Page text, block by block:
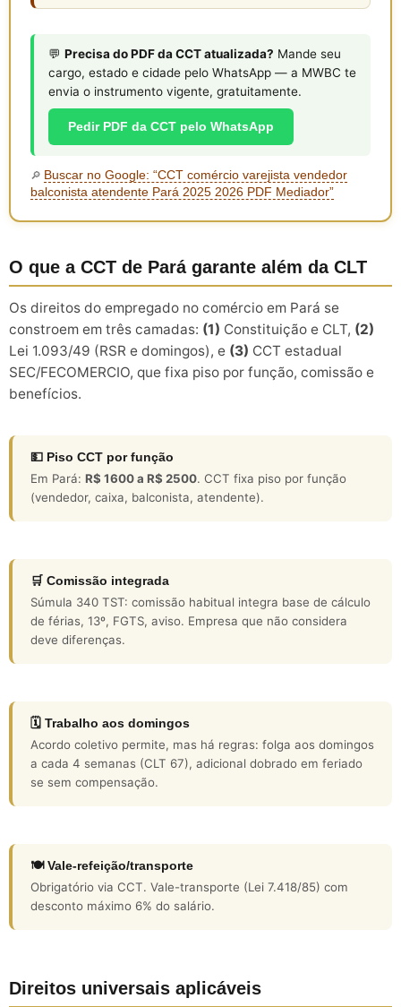
💬 Precisa do PDF da CCT atualizada? Mande seu
cargo, estado e cidade pelo WhatsApp — a MWBC te
envia o instrumento vigente, gratuitamente.
Pedir PDF da CCT pelo WhatsApp
🔎 Buscar no Google: “CCT comércio varejista vendedor
balconista atendente Pará 2025 2026 PDF Mediador”
O que a CCT de Pará garante além da CLT
Os direitos do empregado no comércio em Pará se
constroem em três camadas: (1) Constituição e CLT, (2)
Lei 1.093/49 (RSR e domingos), e (3) CCT estadual
SEC/FECOMERCIO, que fixa piso por função, comissão e
benefícios.
💵 Piso CCT por função
Em Pará: R$ 1600 a R$ 2500. CCT fixa piso por função
(vendedor, caixa, balconista, atendente).
🛒 Comissão integrada
Súmula 340 TST: comissão habitual integra base de cálculo
de férias, 13º, FGTS, aviso. Empresa que não considera
deve diferenças.
🗓️ Trabalho aos domingos
Acordo coletivo permite, mas há regras: folga aos domingos
a cada 4 semanas (CLT 67), adicional dobrado em feriado
se sem compensação.
🍽️ Vale-refeição/transporte
Obrigatório via CCT. Vale-transporte (Lei 7.418/85) com
desconto máximo 6% do salário.
Direitos universais aplicáveis